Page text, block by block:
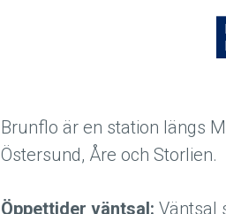
Brunflo är en station längs
Östersund, Åre och Storlien.
Öppettider väntsal: Väntsal